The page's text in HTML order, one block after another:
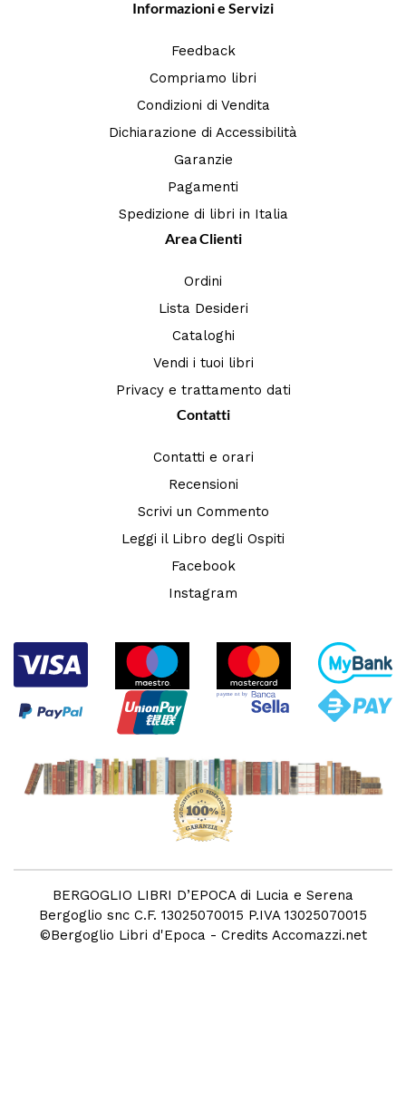
Informazioni e Servizi
Feedback
Compriamo libri
Condizioni di Vendita
Dichiarazione di Accessibilità
Garanzie
Pagamenti
Spedizione di libri in Italia
Area Clienti
Ordini
Lista Desideri
Cataloghi
Vendi i tuoi libri
Privacy e trattamento dati
Contatti
Contatti e orari
Recensioni
Scrivi un Commento
Leggi il Libro degli Ospiti
Facebook
Instagram
BERGOGLIO LIBRI D’EPOCA di Lucia e Serena
Bergoglio snc C.F. 13025070015 P.IVA 13025070015
©Bergoglio Libri d'Epoca - Credits Accomazzi.net